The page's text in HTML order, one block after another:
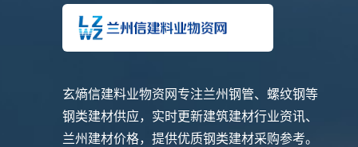
玄熵信建料业物资网专注兰州钢管、螺纹钢等
钢类建材供应，实时更新建筑建材行业资讯、
兰州建材价格，提供优质钢类建材采购参考。